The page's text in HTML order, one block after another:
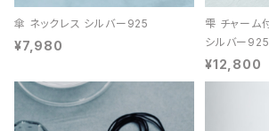
傘 ネックレス シルバー925
¥7,980
雫 チャーム
シルバー925
¥12,800